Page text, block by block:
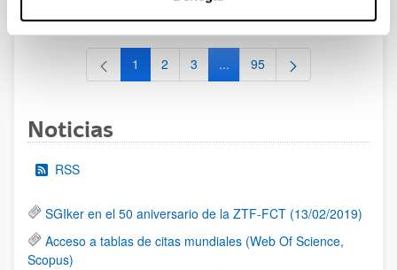
al 30/07/2026 (ambos incluídos)
Página
1 Página
2 Página
3 ...Páginas intermedias Use TAB
Página
95
Noticias
RSS
SGIker en el 50 aniversario de la ZTF-FCT (13/02/2019)
Acceso a tablas de citas mundiales (Web Of Science,
Scopus)